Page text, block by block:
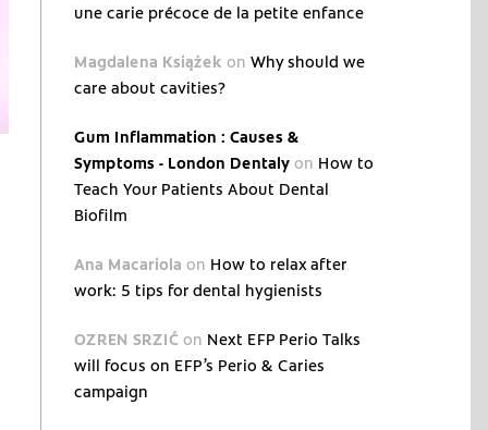
une carie précoce de la petite enfance
Magdalena Książek onWhy should we
care about cavities?
Gum Inflammation : Causes &
Symptoms - London Dentaly on How to
Teach Your Patients About Dental
Biofilm
Ana Macariola on How to relax after
work: 5 tips for dental hygienists
OZREN SRZIĆ on Next EFP Perio Talks
will focus on EFP’s Perio & Caries
campaign